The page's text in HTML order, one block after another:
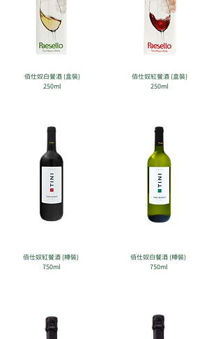
佰仕奴白餐酒 (盒裝)
250ml
佰仕奴紅餐酒 (盒裝)
250ml
佰仕奴紅餐酒 (樽裝)
750ml
佰仕奴白餐酒 (樽裝)
750ml